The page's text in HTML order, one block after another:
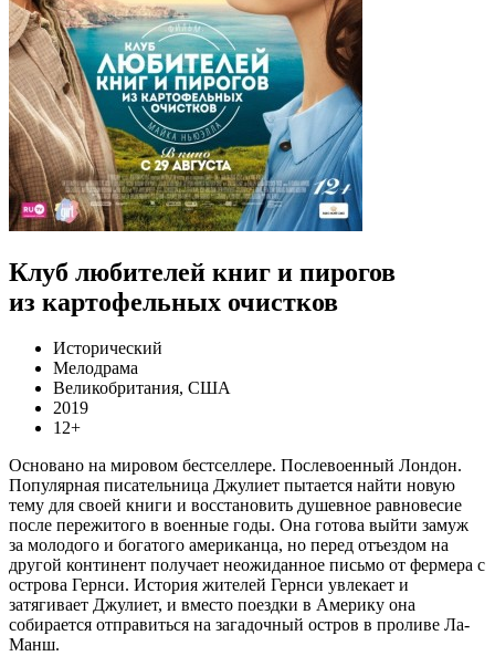
Клуб любителей книг и пирогов
из картофельных очистков
Исторический
Мелодрама
Великобритания, США
2019
12+
Основано на мировом бестселлере. Послевоенный Лондон.
Популярная писательница Джулиет пытается найти новую
тему для своей книги и восстановить душевное равновесие
после пережитого в военные годы. Она готова выйти замуж
за молодого и богатого американца, но перед отъездом на
другой континент получает неожиданное письмо от фермера с
острова Гернси. История жителей Гернси увлекает и
затягивает Джулиет, и вместо поездки в Америку она
собирается отправиться на загадочный остров в проливе Ла-
Манш.